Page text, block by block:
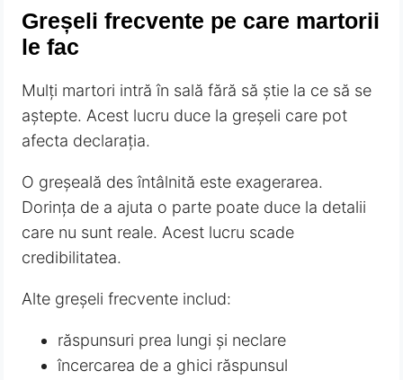
Greșeli frecvente pe care martorii
le fac
Mulți martori intră în sală fără să știe la ce să se
aștepte. Acest lucru duce la greșeli care pot
afecta declarația.
O greșeală des întâlnită este exagerarea.
Dorința de a ajuta o parte poate duce la detalii
care nu sunt reale. Acest lucru scade
credibilitatea.
Alte greșeli frecvente includ:
răspunsuri prea lungi și neclare
încercarea de a ghici răspunsul